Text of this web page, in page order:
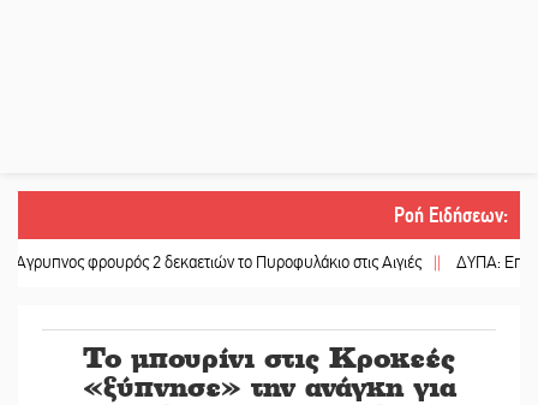
Ροή Ειδήσεων:
φρουρός 2 δεκαετιών το Πυροφυλάκιο στις Αιγιές || ΔΥΠΑ: Επιπλέον 8.000
Το μπουρίνι στις Κροκεές
«ξύπνησε» την ανάγκη για